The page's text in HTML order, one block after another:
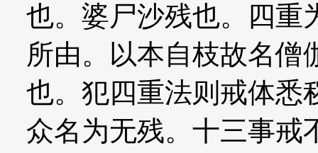
也。婆尸沙残也。四重
所由。以本自枝故名僧
也。犯四重法则戒体悉
众名为无残。十三事戒